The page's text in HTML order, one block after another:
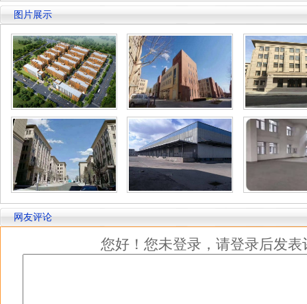
图片展示
网友评论
您好！您未登录，请登录后发